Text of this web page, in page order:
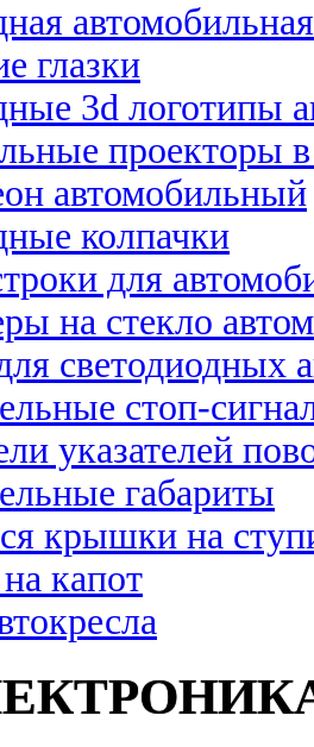
глазки
3d логотипы
проекторы
автомобильный
колпачки
для
на стекло
светодиодных
стоп-
указателей
габариты
крышки на
капот